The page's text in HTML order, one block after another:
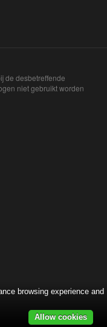
de desbetreffende
niet gebruikt worden
browsing experience and
Allow cookies